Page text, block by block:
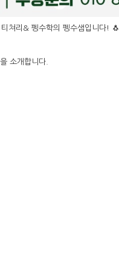
쳐리& 펭수학의 펭수샘입니다! 🐧
소개합니다.